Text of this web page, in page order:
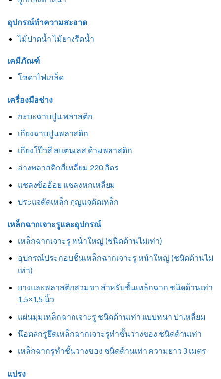
อุปกรณ์ทำความสะอาด
ไม้ปาดน้ำ ไม้ยางรีดน้ำ
เคมีภัณฑ์
โซดาไฟเกล็ด
เครื่องมือช่าง
กะบะฉาบปูน พลาสติก
เกียงฉาบปูนพลาสติก
เกียงโป๊วสี สแตนเลส ด้ามพลาสติก
อ่างพลาสติกสี่เหลี่ยม 220 ลิตร
แชลงข้ออ้อย แชลงหกเหลี่ยม
ประแจดัดเหล็ก กุญแจดัดเหล็ก
เหล็กฉากเจาะรูและอุปกรณ์
เหล็กฉากเจาะรู หน้าใหญ่ (ชนิดด้านไม่เท่า)
อุปกรณ์ประกอบชั้นเหล็กฉากเจาะรู หน้าใหญ่ (ชนิดด้านไม่
เท่า)
ยางและพลาสติกสวมขา สำหรับชั้นเหล็กฉาก ชนิดด้านเท่า
1.5×1.5 นิ้ว
แผ่นมุมเหล็กฉากเจาะรู ชนิดด้านเท่า แบบหนา บ่าเหลี่ยม
น๊อตสกรูยึดเหล็กฉากเจาะรูทำชั้นวางของ ชนิดด้านเท่า
เหล็กฉากรูทำชั้นวางของ ชนิดด้านเท่า ความยาว 3 เมตร
แปรง